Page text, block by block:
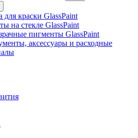
для краски GlassPaint
на стекле GlassPaint
пигменты GlassPaint
аксессуары и расходные